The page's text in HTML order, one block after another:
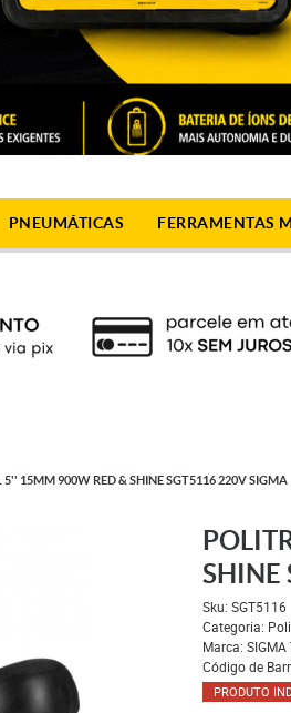
PNEUMÁTICAS FERRAMENTAS
15MM 900W RED & SHINE SGT5116 220V SIGMA
SHINE
Sku: SGT5116
Categoria:
Marca: SIGMA
Código de
PRODUTO